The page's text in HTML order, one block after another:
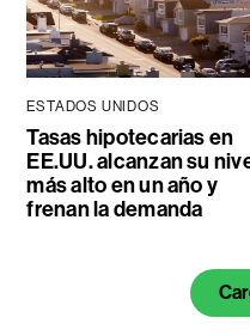
ESTADOS UNIDOS
Tasas hipotecarias en
EE.UU. alcanzan su
más alto en un año y
frenan la demanda